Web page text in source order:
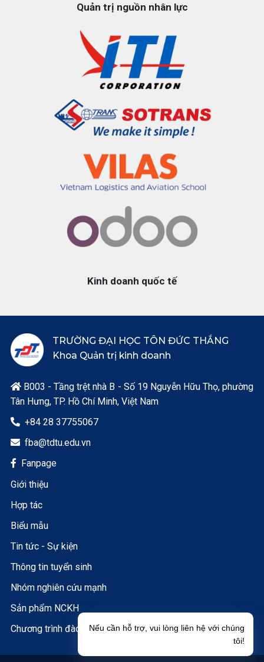
Quản trị nguồn nhân lực
Kinh doanh quốc tế
Nếu cần hỗ trợ, vui lòng liên hệ với chúng
tôi!
TRƯỜNG ĐẠI HỌC TÔN ĐỨC THẮNG
Khoa Quản trị kinh doanh
B003 - Tầng trệt nhà B - Số 19 Nguyễn Hữu Thọ, phường
Tân Hưng, TP. Hồ Chí Minh, Việt Nam
 +84 28 37755067
 fba@tdtu.edu.vn
 Fanpage
Giới thiệu
Hợp tác
Biểu mẫu
Tin tức - Sự kiện
Thông tin tuyển sinh
Nhóm nghiên cứu mạnh
Sản phẩm NCKH
Chương trình đào tạo